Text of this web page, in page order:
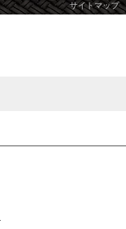
サイトマップ